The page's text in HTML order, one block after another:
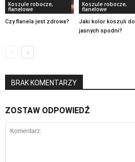
Koszule robocze,
flanelowe
Czy flanela jest zdrowa?
Koszule robocze,
flanelowe
Jaki kolor koszuli do
jasnych spodni?
BRAK KOMENTARZY
ZOSTAW ODPOWIEDŹ